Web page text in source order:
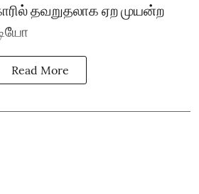
தவறுதலாக ஏற முயன்ற
Read More